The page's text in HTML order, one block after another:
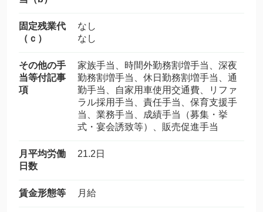
固定残業代
（ｃ）
なし
なし
その他の手
当等付記事
項
家族手当、時間外勤務割増手当、深夜
勤務割増手当、休日勤務割増手当、通
勤手当、自家用車使用交通費、リファ
ラル採用手当、責任手当、保育支援手
当、業務手当、成績手当（募集・挙
式・宴会誘致等）、販売促進手当
月平均労働
日数
21.2日
賃金形態等 月給